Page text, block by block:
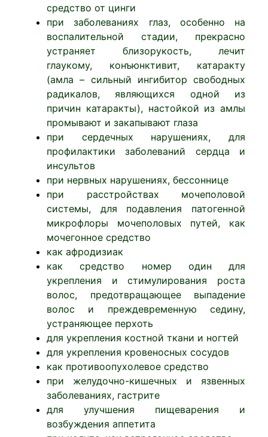
средство от цинги
при заболеваниях глаз, особенно на
воспалительной стадии, прекрасно
устраняет близорукость, лечит
глаукому, конъюнктивит, катаракту
(амла – сильный ингибитор свободных
радикалов, являющихся одной из
причин катаракты), настойкой из амлы
промывают и закапывают глаза
при сердечных нарушениях, для
профилактики заболеваний сердца и
инсультов
при нервных нарушениях, бессоннице
при расстройствах мочеполовой
системы, для подавления патогенной
микрофлоры мочеполовых путей, как
мочегонное средство
как афродизиак
как средство номер один для
укрепления и стимулирования роста
волос, предотвращающее выпадение
волос и преждевременную седину,
устраняющее перхоть
для укрепления костной ткани и ногтей
для укрепления кровеносных сосудов
как противоопухолевое средство
при желудочно-кишечных и язвенных
заболеваниях, гастрите
для улучшения пищеварения и
возбуждения аппетита